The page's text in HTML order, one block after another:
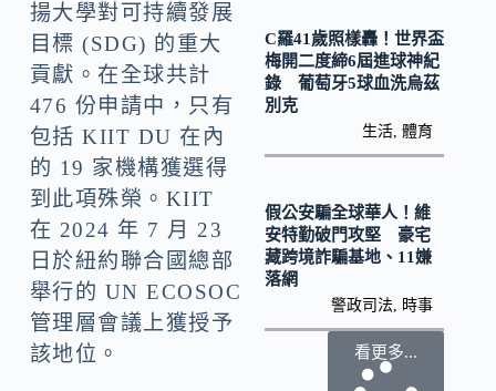
揚大學對可持續發展
目標 (SDG) 的重大
貢獻。在全球共計
476 份申請中，只有
包括 KIIT DU 在內
的 19 家機構獲選得
到此項殊榮。KIIT
在 2024 年 7 月 23
日於紐約聯合國總部
舉行的 UN ECOSOC
管理層會議上獲授予
該地位。
C羅41歲照樣轟！世界盃
梅開二度締6屆進球神紀
錄 葡萄牙5球血洗烏茲
別克
生活 ,體育
假公安騙全球華人！維
安特勤破門攻堅 豪宅
藏跨境詐騙基地、11嫌
落網
警政司法 時事
看更多...